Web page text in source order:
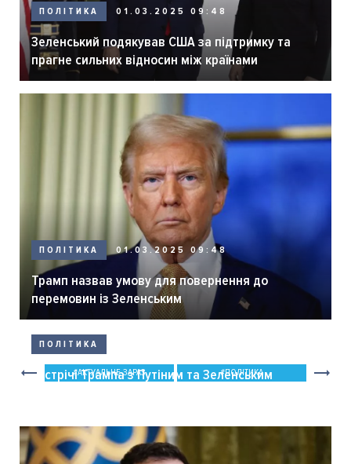
ПОЛІТИКА 01.03.2025 09:48
Зеленський подякував США за підтримку та
прагне сильних відносин між країнами
ПОЛІТИКА 01.03.2025 09:48
Трамп назвав умову для повернення до
перемовин із Зеленським
АКТУАЛЬНЕ ЗАРАЗ ПОЛІТИКА
ПОЛІТИКА
Зустрічі Трампа з Путіним та Зеленським